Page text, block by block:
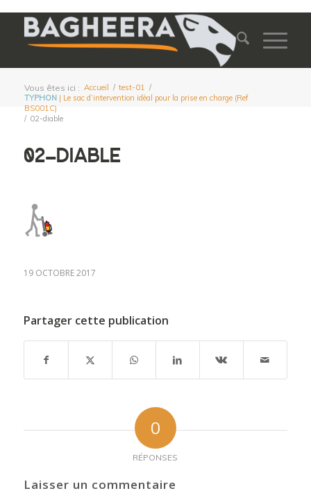
Vous êtes ici : Accueil / test-01 /
TYPHON| Le sac d’intervention idèal pour la prise en charge (Ref
BS001C)
/ 02-diable
02-DIABLE
19 OCTOBRE 2017
Partager cette publication
0
RÉPONSES
Laisser un commentaire